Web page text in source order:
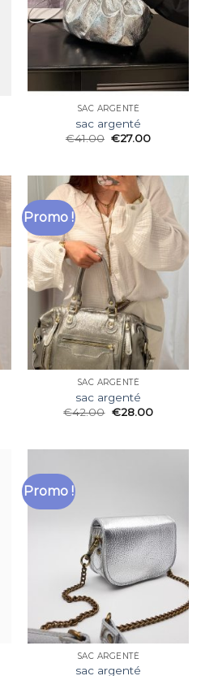
SAC ARGENTÉ
sac argenté
€41.00 €27.00
Promo !
SAC ARGENTÉ
sac argenté
€42.00 €28.00
Promo !
SAC ARGENTÉ
sac argenté